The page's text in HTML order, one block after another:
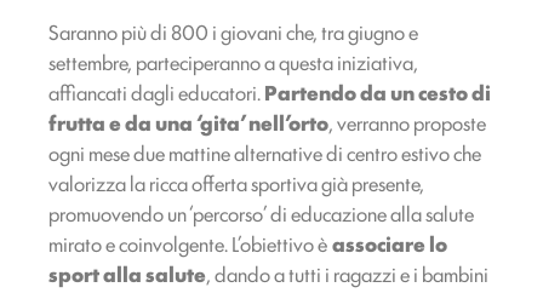
Saranno più di 800 i giovani che, tra giugno e
settembre, parteciperanno a questa iniziativa,
affiancati dagli educatori.Partendo da un cesto di
frutta e da una ‘gita’ nell’orto, verranno proposte
ogni mese due mattine alternative di centro estivo che
valorizza la ricca offerta sportiva già presente,
promuovendo un ‘percorso’ di educazione alla salute
mirato e coinvolgente. L’obiettivo èassociare lo
sport alla salute, dando a tutti i ragazzi e i bambini